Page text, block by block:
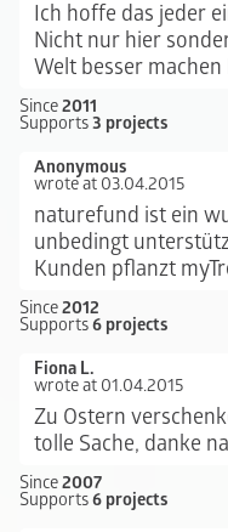
Ich hoffe das jeder
Nicht nur hier
Welt besser machen
Since2011
Supports3 projects
Anonymous
wrote at 03.04.2015
naturefund ist ein
unbedingt
Kunden pflanzt
Since2012
Supports6 projects
Fiona L.
wrote at 01.04.2015
Zu Ostern
tolle Sache, danke
Since2007
Supports6 projects